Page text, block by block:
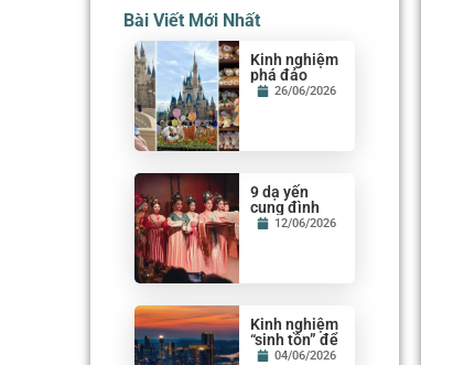
Bài Viết Mới Nhất
Kinh nghiệm
phá đảo
Tokyo26/06/2026
9 dạ yến
cung đình
Trung Hoa
12/06/2026
Kinh nghiệm
“sinh tồn” để
không đi lạc
04/06/2026